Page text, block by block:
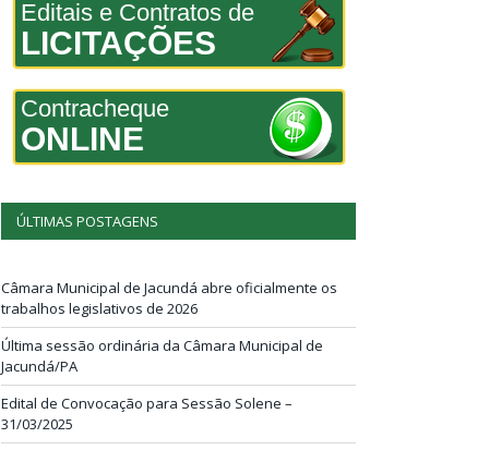
Editais e Contratos de
LICITAÇÕES
Contracheque
ONLINE
ÚLTIMAS POSTAGENS
Câmara Municipal de Jacundá abre oficialmente os
trabalhos legislativos de 2026
Última sessão ordinária da Câmara Municipal de
Jacundá/PA
Edital de Convocação para Sessão Solene –
31/03/2025